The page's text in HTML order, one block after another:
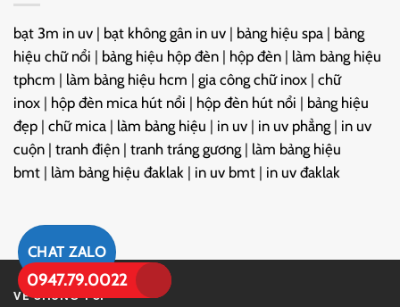
CHAT ZALO
0947.79.0022
bạt 3m in uv | bạt không gân in uv | bảng hiệu spa | bảng
hiệu chữ nổi | bảng hiệu hộp đèn | hộp đèn | làm bảng hiệu
tphcm | làm bảng hiệu hcm | gia công chữ inox | chữ
inox | hộp đèn mica hút nổi | hộp đèn hút nổi | bảng hiệu
đẹp | chữ mica | làm bảng hiệu | in uv | in uv phẳng | in uv
cuộn | tranh điện | tranh tráng gương | làm bảng hiệu
bmt | làm bảng hiệu đaklak | in uv bmt | in uv đaklak
VỀ CHÚNG TÔI